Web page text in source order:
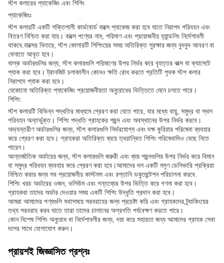
স্টপ কলারের প্যাকেজিং এবং শিপিং
প্যাকেজিংঃ
স্টপ কলারটি একটি শক্তিশালী কার্ডবোর্ড বাক্সে প্যাকেজ করা হবে যাতে নিরাপদ পরিবহন এবং
বিতরণ নিশ্চিত করা যায়। বাক্সে পণ্যের নাম, পরিমাণ এবং প্রয়োজনীয় হ্যান্ডলিং নির্দেশাবলী
থাকবে.বাক্সের ভিতরে, স্টপ কোলারটি শিপিংয়ের সময় অতিরিক্ত সুরক্ষার জন্য বুদবুদ আবরণ বা
ফেনাতে আবৃত হবে।
বাল্ক অর্ডারগুলির জন্য, স্টপ কলারগুলি পরিমাণের উপর নির্ভর করে বৃহত্তর বাক্স বা ক্যাসেটে
প্যাক করা হবে। ট্রানজিট চলাকালীন কোনও ক্ষতি রোধ করতে প্রতিটি পৃথক স্টপ কলার
নিরাপদে প্যাক করা হবে।
যেকোনো অতিরিক্ত প্যাকেজিং প্রয়োজনীয়তা অনুরোধের ভিত্তিতে মেনে চলতে পারে।
শিপিং:
স্টপ কলারটি বিভিন্ন পদ্ধতির মাধ্যমে প্রেরণ করা যেতে পারে, যার মধ্যে বায়ু, সমুদ্র বা স্থল
পরিবহন অন্তর্ভুক্ত। শিপিং পদ্ধতি গ্রাহকের পছন্দ এবং অবস্থানের উপর নির্ভর করবে।
অভ্যন্তরীণ অর্ডারগুলির জন্য, স্টপ কলারগুলি নির্ভরযোগ্য এবং দক্ষ কুরিয়ার পরিষেবা ব্যবহার
করে প্রেরণ করা হবে। গ্রাহকরা অতিরিক্ত ব্যয়ে ত্বরান্বিত শিপিং পরিষেবাদিও বেছে নিতে
পারেন।
আন্তর্জাতিক অর্ডারের জন্য, স্টপ কলারগুলি জরুরী এবং ব্যয় পছন্দগুলির উপর নির্ভর করে বিমান
বা সমুদ্র পরিবহন ব্যবহার করে প্রেরণ করা হবে।আমাদের দল একটি মসৃণ ডেলিভারি প্রক্রিয়া
নিশ্চিত করার জন্য সব প্রয়োজনীয় কাস্টমস এবং রপ্তানি ডকুমেন্টেশন পরিচালনা করবে.
শিপিং খরচ অর্ডারের ওজন, ভলিউম এবং গন্তব্যের উপর ভিত্তি করে গণনা করা হবে।
গ্রাহকরা তাদের অর্ডার দেওয়ার সময় একটি শিপিং উদ্ধৃতি প্রদান করা হবে।
আমরা আমাদের পণ্যগুলি যথাসময়ে সরবরাহের জন্য প্রচেষ্টা করি এবং গ্রাহকদের ট্র্যাকিংয়ের
তথ্য সরবরাহ করব যাতে তারা তাদের চালানের অগ্রগতি পর্যবেক্ষণ করতে পারে।
কোন বিশেষ শিপিং অনুরোধ বা নির্দেশাবলীর জন্য, দয়া করে সহায়তা জন্য আমাদের গ্রাহক সেবা
দলের সাথে যোগাযোগ করুন।
প্রায়শই জিজ্ঞাসিত প্রশ্নঃ